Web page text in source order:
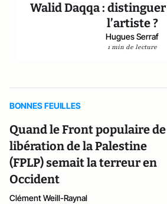
Walid Daqqa :
l’artiste ?
Hugues Serraf
1 min de lecture
BONNES FEUILLES
Quand le Front populaire de
libération de la Palestine
(FPLP) semait la terreur en
Occident
Clément Weill-Raynal